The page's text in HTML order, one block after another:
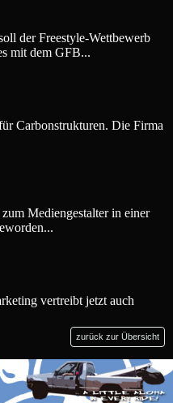
der Freestyle-Wettbewerb
mit dem GFB...
Carbonstrukturen. Die Firma
Mediengestalter in einer
vertreibt jetzt auch
zurück zur Übersicht